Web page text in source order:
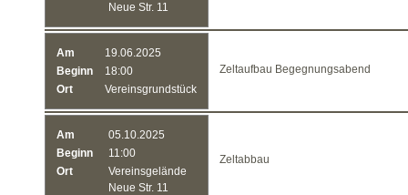
Neue Str. 11
Am
19.06.2025
Beginn
18:00
Ort
Vereinsgrundstück
Zeltaufbau Begegnungsabend
Am
05.10.2025
Beginn
11:00
Ort
Vereinsgelände
Neue Str. 11
Zeltabbau